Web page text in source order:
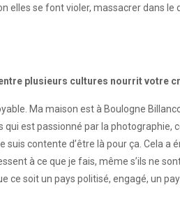
elles se font violer, massacrer dans
plusieurs cultures nourrit votre
Ma maison est à Boulogne
est passionné par la
contente d’être là pour ça. Cela
à ce que je fais, même s’ils ne
soit un pays politisé, engagé, un